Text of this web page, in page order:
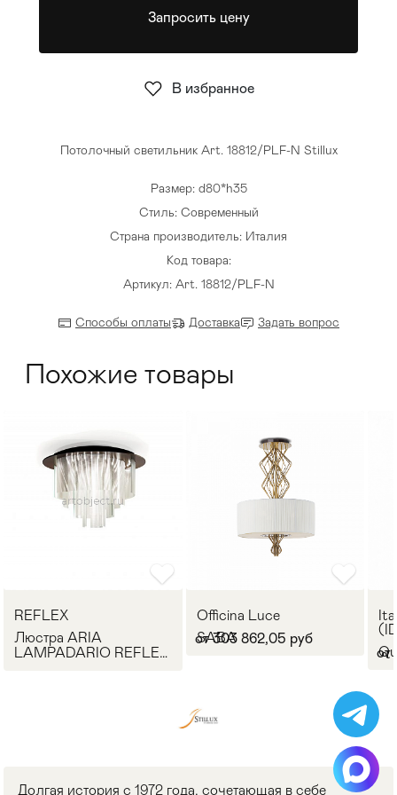
Потолочный светильник Art. 18812/PLF-N Stillux
Размер: d80*h35
Стиль: Современный
Страна производитель: Италия
Код товара:
Артикул: Art. 18812/PLF-N
Способы оплаты Доставка Задать вопрос
Запросить цену
В избранное
Похожие товары
REFLEX
Люстра ARIA
LAMPADARIO REFLEX
Officina Luce
SABA
от 303 862,05 руб
от
Долгая история с 1972 года, сочетающая в себе